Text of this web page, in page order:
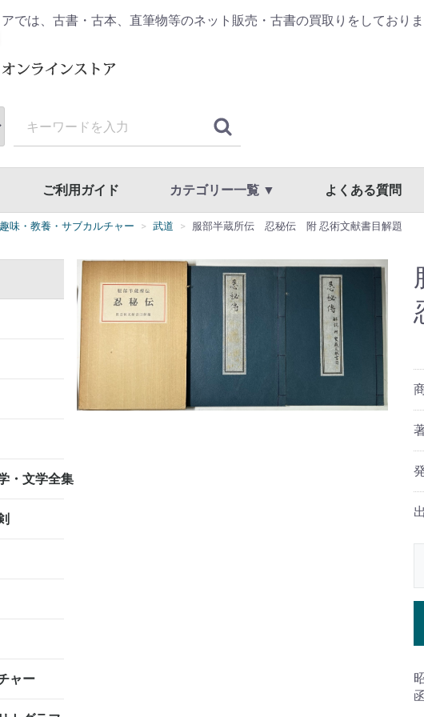
では、古書・古本、直筆物等のネット販売・古書の買取りをしておりま
ご利用ガイド カテゴリー一覧 ▼
古典籍・浮世絵
哲学・思想・心理学
歴史・日本史・西洋史
仏教・宗教 国文学・国語・近代文学・文学全集
美術・工芸・写真・刀剣
書道・書道具
漢方・鍼灸・東洋医学
専門書・学術書 趣味・教養・サブカルチャー
草稿・色紙・直筆物・リトグラフ
漫画・原画・セル画
商品一覧
よくある質問
趣味・教養・サブカルチャー 武道 服部半蔵所伝 忍秘伝 附 忍術文献書目解題
・文学全集
ャー